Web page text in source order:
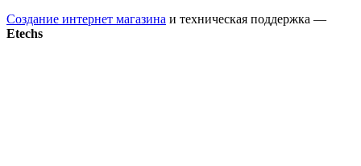
Создание интернет магазина и техническая поддержка —
Etechs